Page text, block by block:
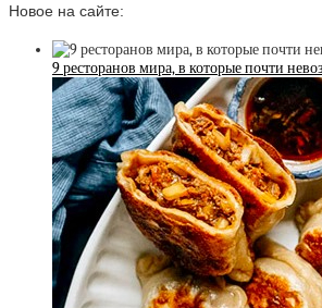
Новое на сайте:
9 ресторанов мира, в которые почти